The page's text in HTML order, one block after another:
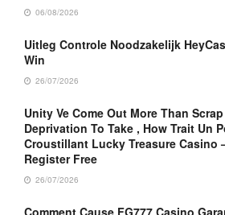
06/08/2026
Uitleg Controle Noodzakelijk
Win
26/07/2026
Unity Ve Come Out More Than
Deprivation To Take , How Trait Un
Croustillant Lucky Treasure
Register Free
26/07/2026
Comment Cause FG777 Casino